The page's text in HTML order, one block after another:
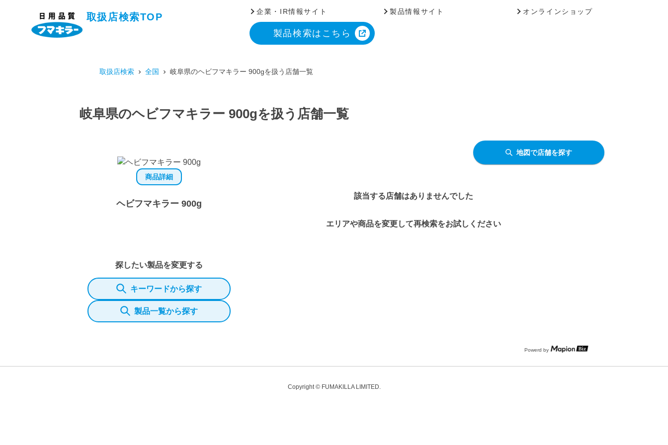
取扱店検索TOP
企業・IR情報サイト 製品情報サイト オンラインショップ
製品検索はこちら
取扱店検索 全国 岐阜県のヘビフマキラー 900gを扱う店舗一覧
岐阜県のヘビフマキラー 900gを扱う店舗一覧
商品詳細
ヘビフマキラー 900g
探したい製品を変更する
キーワードから探す
製品一覧から探す
地図で店舗を探す
該当する店舗はありませんでした
エリアや商品を変更して再検索をお試しください
Powerd by
Copyright © FUMAKILLA LIMITED.